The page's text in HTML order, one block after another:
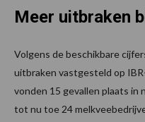
Meer uitbraken
Volgens de beschikbare
uitbraken vastgesteld op
vonden 15 gevallen plaats in
tot nu toe 24